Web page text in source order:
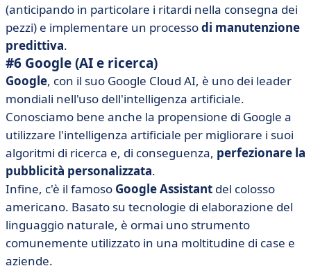
(anticipando in particolare i ritardi nella consegna dei
pezzi) e implementare un processodi manutenzione
predittiva.
#6 Google (AI e ricerca)
Google, con il suo Google Cloud AI, è uno dei leader
mondiali nell'uso dell'intelligenza artificiale.
Conosciamo bene anche la propensione di Google a
utilizzare l'intelligenza artificiale per migliorare i suoi
algoritmi di ricerca e, di conseguenza, perfezionare la
pubblicità personalizzata.
Infine, c'è il famoso Google Assistant del colosso
americano. Basato su tecnologie di elaborazione del
linguaggio naturale, è ormai uno strumento
comunemente utilizzato in una moltitudine di case e
aziende.